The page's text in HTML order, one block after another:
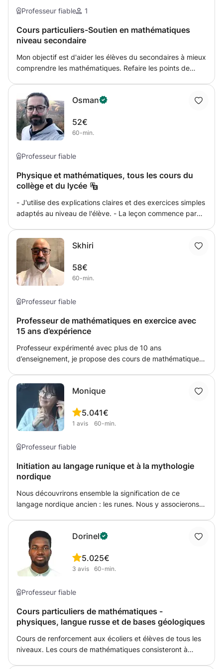
explication théorique, une application à la réalité de la vie
pour but d'augmenter l'intérêt et la motivation de l'élève.
Les explications peuvent se faire en français, néerlandais,
anglais ou espagnol car je suis habilité à enseigner dans
les 4 langues, grâce à mes diplômes obtenus dans les
différentes cultures et pédagogies. Les cours s'adressent
à tout élève, du primaire au supérieur universitaire.
Professeur fiable 1
Cours particuliers-Soutien en mathématiques
niveau secondaire
Mon objectif est d'aider les élèves du secondaires à mieux
comprendre les mathématiques. Refaire les points de
au mieux pour leurs futurs évaluations et examens.
Également leur développer leur esprit critique, sur les
réponses qu’ils trouveront, voir si cela semble cohérent ou
non, et les aider à synthétiser au maximum ce qui leur est
Osman
52€
60-min.
Professeur fiable
Physique et mathématiques, tous les cours du
collège et du lycée
- J'utilise des explications claires et des exercices simples
adaptés au niveau de l'élève. - La leçon commence par
s'adressent aux étudiants de tous niveaux, des débutants
aux avancés.
Skhiri
58€
60-min.
Professeur fiable
Professeur de mathématiques en exercice avec
15 ans d’expérience
Professeur expérimenté avec plus de 10 ans
d’enseignement, je propose des cours de mathématiques
progresser rapidement et durablement, en comblant les
lacunes et en développant une vraie méthode de travail.
Chaque séance est structurée autour de : • 📌
Explications claires et simplifiées des notions • 📌
raisonnement) • 📌 Entraînement intensif avec exercices
secondaires, concours) Je m’adapte totalement au niveau
de l’élève (débutant à avancé) et à ses objectifs : remise à
niveau, amélioration des résultats ou préparation
d’épreuves importantes. Grâce à une approche
gagnent en confiance, autonomie et performance.
Monique
5.0
1 avis
41€
60-min.
Professeur fiable
Initiation au langage runique et à la mythologie
nordique
Nous découvrirons ensemble la signification de ce
langage nordique ancien : les runes. Nous y associerons la
runes sur pierres. Nous travaillerons le bijou afin de créer
notre grigri incluant notre rune.
Dorinel
5.0
3 avis
25€
60-min.
Professeur fiable
Cours particuliers de mathématiques -
physiques, langue russe et de bases géologiques
Cours de renforcement aux écoliers et élèves de tous les
niveaux. Les cours de mathématiques consisteront à